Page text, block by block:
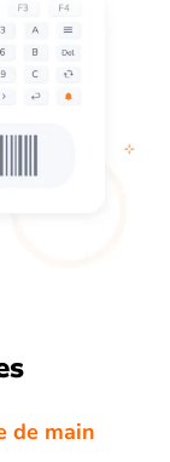
de main